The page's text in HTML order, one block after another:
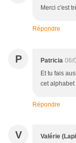
Merci c'est
Répondre
P Patricia 06/
Et tu fais
cet alphabet
Répondre
V Valérie